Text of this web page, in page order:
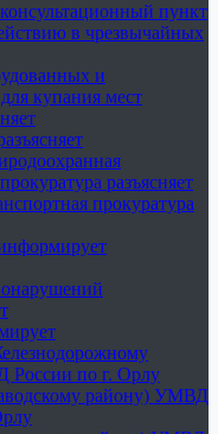
пункт
в чрезвычайных
и
купания мест
разъясняет
прокуратура
по г. Орлу
району) УМВД